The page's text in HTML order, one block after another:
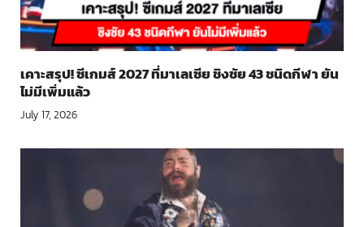
เคาะสรุป! ซีเกมส์ 2027 ที่มาเลเซีย ชิงชัย 43 ชนิดกีฬา ยัน
ไม่มีเพิ่มแล้ว
July 17, 2026